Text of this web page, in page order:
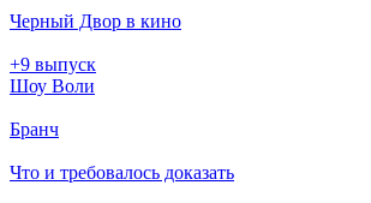
Черный Двор в кино
+9 выпуск
Шоу Воли
Бранч
Что и требовалось доказать